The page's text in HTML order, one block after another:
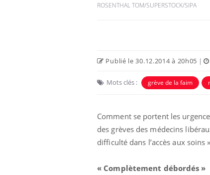
ROSENTHAL TOM/SUPERSTOCK/SIPA
Publié le 30.12.2014 à 20h05 |
Mots clés : grève de la faim
Comment se portent les
des grèves des médecins
difficulté dans l’accès aux
« Complètement débordés »